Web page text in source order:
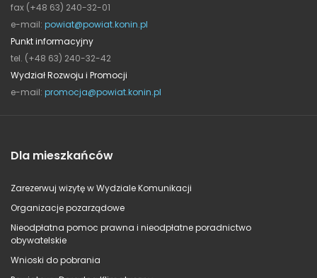
fax (+48 63) 240-32-01
e-mail: powiat@powiat.konin.pl
Punkt informacyjny
tel. (+48 63) 240-32-42
Wydział Rozwoju i Promocji
e-mail: promocja@powiat.konin.pl
Dla mieszkańców
Zarezerwuj wizytę w Wydziale Komunikacji
Organizacje pozarządowe
Nieodpłatna pomoc prawna i nieodpłatne poradnictwo
obywatelskie
Wnioski do pobrania